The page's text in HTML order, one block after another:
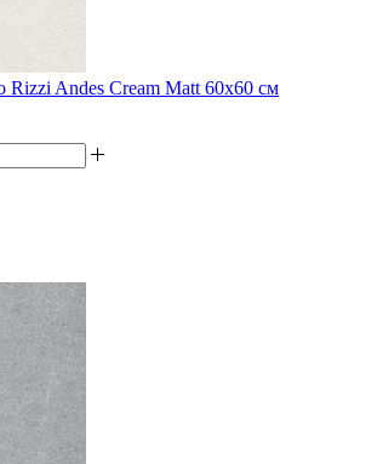
Rizzi Andes Cream Matt 60x60 см